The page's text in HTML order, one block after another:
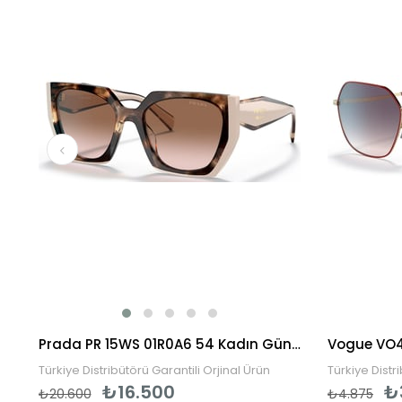
Prada PR 15WS 01R0A6 54 Kadın Güneş Gözlüğü
Türkiye Distribütörü Garantili Orjinal Ürün
₺16.500
₺20.600
Türkiye
₺4.875